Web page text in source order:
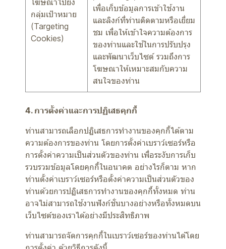
โฆษณาไปยัง
กลุ่มเป้าหมาย
(Targeting
Cookies)
เพื่อเก็บข้อมูลการเข้าใช้งาน
และลิงก์ที่ท่านติดตามหรือเยี่ยม
ชม เพื่อให้เข้าใจความต้องการ
ของท่านและใช้ในการปรับปรุง
และพัฒนาเว็บไซต์ รวมถึงการ
โฆษณาให้เหมาะสมกับความ
สนใจของท่าน
4. การตั้งค่าและการปฏิเสธคุกกี้
ท่านสามารถเลือกปฏิเสธการทำงานของคุกกี้ได้ตาม
ความต้องการของท่าน โดยการตั้งค่าเบราว์เซอร์หรือ
การตั้งค่าความเป็นส่วนตัวของท่าน เพื่อระงับการเก็บ
รวบรวมข้อมูลโดยคุกกี้ในอนาคต อย่างไรก็ตาม หาก
ท่านตั้งค่าเบราว์เซอร์หรือตั้งค่าความเป็นส่วนตัวของ
ท่านด้วยการปฏิเสธการทำงานของคุกกี้ทั้งหมด ท่าน
อาจไม่สามารถใช้งานฟังก์ชั่นบางอย่างหรือทั้งหมดบน
เว็บไซต์ของเราได้อย่างมีประสิทธิภาพ
ท่านสามารถจัดการคุกกี้ในเบราว์เซอร์ของท่านได้โดย